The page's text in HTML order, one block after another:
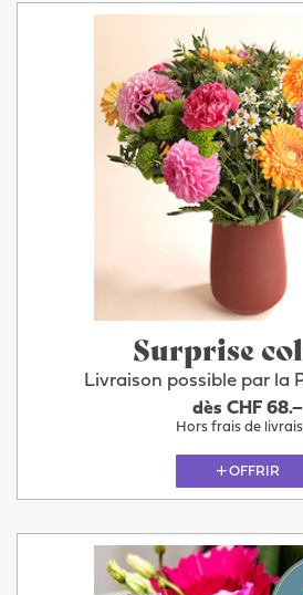
Surprise
Livraison possible par la
dès CHF 68.–
Hors frais de
OFFRIR